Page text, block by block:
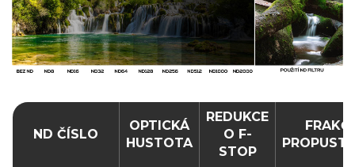
ND ČÍSLO
OPTICKÁ
HUSTOTA
REDUKCE
O F-
STOP